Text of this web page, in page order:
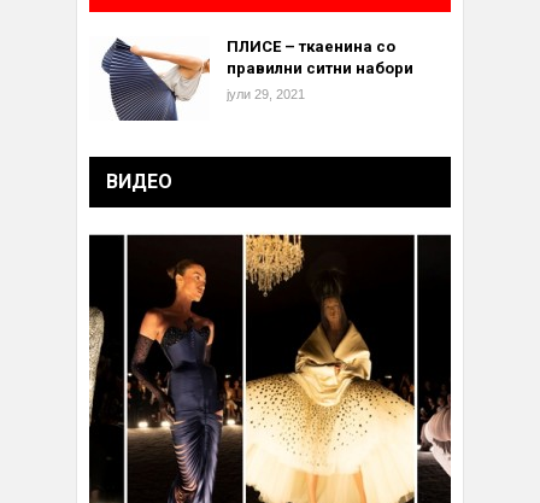
ПЛИСЕ – ткаенина со
правилни ситни набори
јули 29, 2021
ВИДЕО